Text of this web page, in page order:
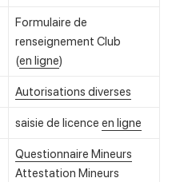
Formulaire de
renseignement Club
(en ligne)
Autorisations diverses
saisie de licence en ligne
Questionnaire Mineurs
Attestation Mineurs